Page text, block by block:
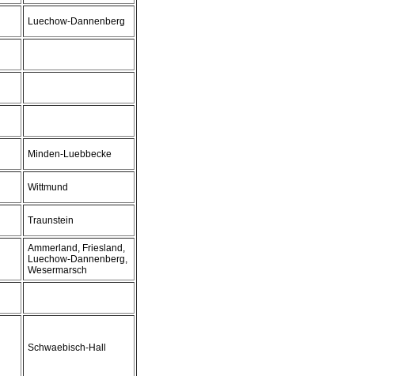
Luechow-Dannenberg
Minden-Luebbecke
Wittmund
Traunstein
Ammerland, Friesland,
Luechow-Dannenberg,
Wesermarsch
Schwaebisch-Hall